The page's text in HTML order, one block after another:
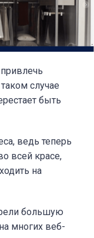
случае
быть
ведь теперь
всей красе,
на
большую
многих веб-